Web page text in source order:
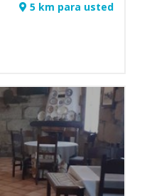
5 km para usted